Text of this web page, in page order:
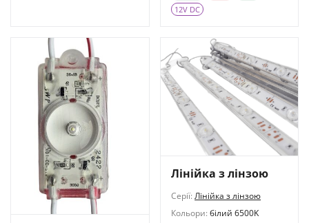
12V DC
Лінійка з лінзою
Серії: Лінійка з лінзою
Кольори: білий 6500K